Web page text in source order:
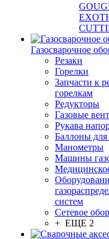
Газосварочное
Резаки
Горелки
Запчасти к
горелкам
Редукторы
Газовые
Рукава
Баллоны для
Манометры
Машины
систем
Сетевое
+ ЕЩЕ 2